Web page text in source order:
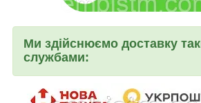
Ми здійснюємо доставку
службами: